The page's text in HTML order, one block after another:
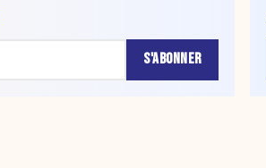
S'ABONNER